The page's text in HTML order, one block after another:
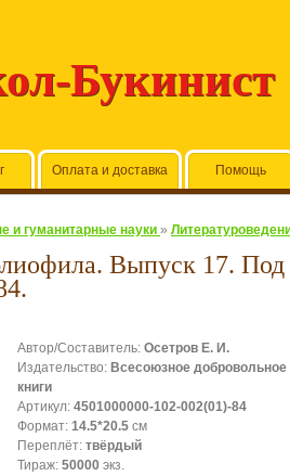
Букинист
Оплата и доставка Помощь
и гуманитарные науки »
Выпуск 17.
Автор/Составитель: Осетров Е. И.
Издательство: Всесоюзное
книги
Артикул: 4501000000-102-002(01)-84
Формат: 14.5*20.5 см
Переплёт: твёрдый
Тираж: 50000 экз.